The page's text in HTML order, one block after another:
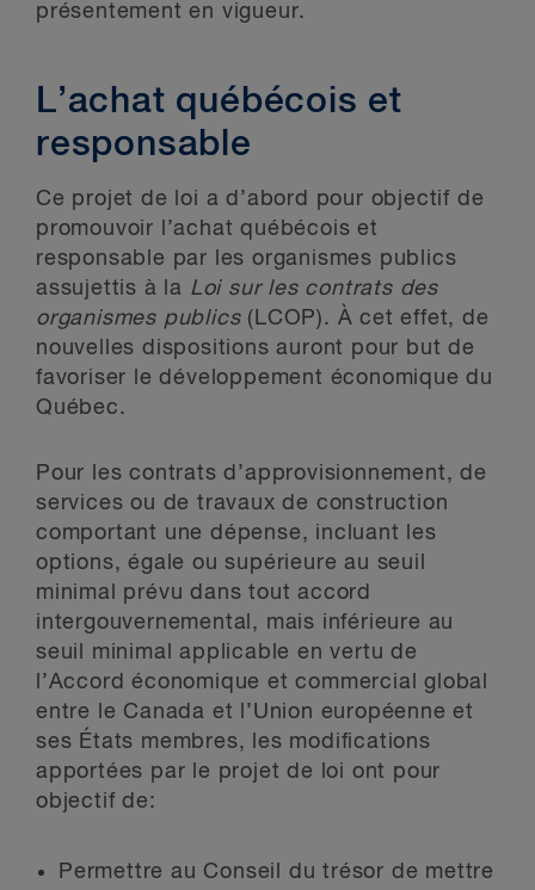
présentement en vigueur.
L’achat québécois et
responsable
Ce projet de loi a d’abord pour objectif de
promouvoir l’achat québécois et
responsable par les organismes publics
assujettis à la Loi sur les contrats des
organismes publics (LCOP). À cet effet, de
nouvelles dispositions auront pour but de
favoriser le développement économique du
Québec.
Pour les contrats d’approvisionnement, de
services ou de travaux de construction
comportant une dépense, incluant les
options, égale ou supérieure au seuil
minimal prévu dans tout accord
intergouvernemental, mais inférieure au
seuil minimal applicable en vertu de
l’Accord économique et commercial global
entre le Canada et l’Union européenne et
ses États membres, les modifications
apportées par le projet de loi ont pour
objectif de:
Permettre au Conseil du trésor de mettre